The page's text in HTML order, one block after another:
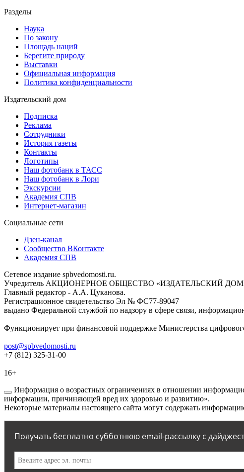
Разделы
Наука
По закону
Площадь наций
Берегите природу
Выставки
Официальная информация
Политика конфиденциальности
Издательский дом
Подписка
Реклама
Сотрудники
История газеты
Контакты
Логотипы
Наш фотобанк в ТАСС
Наш фотобанк в Лори
Экскурсии
Академия СПВ
Интернет-магазин
Социальные сети
Дзен-канал
Сообщество ВКонтакте
Академия СПВ
Сетевое издание spbvedomosti.ru.
Учредитель АКЦИОНЕРНОЕ ОБЩЕСТВО «ИЗДАТЕЛЬСКИЙ
Главный редактор - А.А. Цуканова.
Регистрационное свидетельство Эл № ФС77-89047
выдано Федеральной службой по надзору в сфере связи,
Функционирует при финансовой поддержке Министерства
post@spbvedomosti.ru
+7 (812) 325-31-00
16+
Информация о возрастных ограничениях в отношении
информации, причиняющей вред их здоровью и развитию».
Некоторые материалы настоящего сайта могут содержать
Получать бесплатно субботнюю email-рассылку с